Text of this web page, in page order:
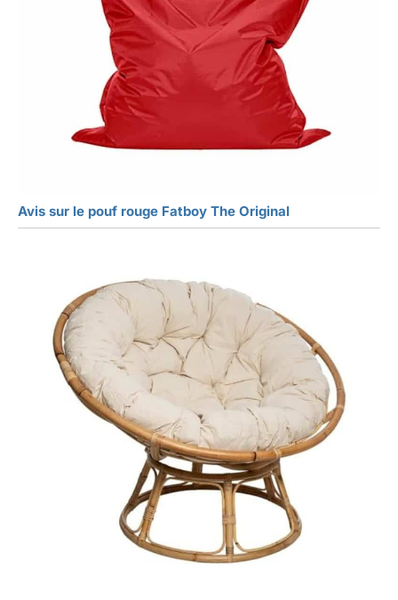
Avis sur le pouf rouge Fatboy The Original